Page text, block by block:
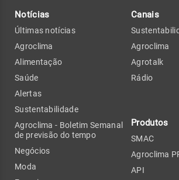
Notícias
Últimas notícias
Agroclima
Alimentação
Saúde
Alertas
Sustentabilidade
Agroclima - Boletim Semanal
de previsão do tempo
Negócios
Moda
Canais
Agroclima
Agrotalk
Rádio
Produtos
SMAC
Agroclima
API